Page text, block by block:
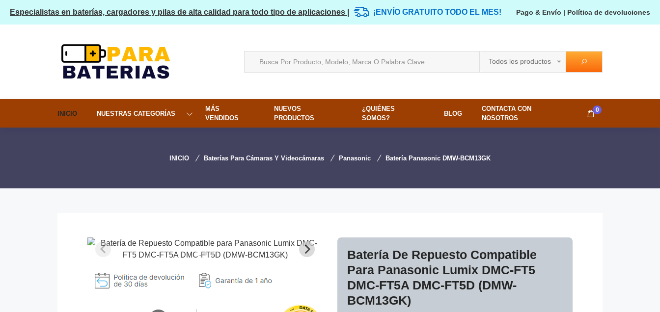
Especialistas en baterías, cargadores y pilas de alta calidad para todo tipo de aplicaciones | ¡ENVÍO GRATUITO TODO EL MES! Pago & Envío | Política de devoluciones
Todos los productos
INICIO NUESTRAS CATEGORÍAS
MÁS
VENDIDOS
NUEVOS
PRODUCTOS
¿QUIÉNES
SOMOS?
BLOG
CONTACTA CON
NOSOTROS
0
INICIO Baterías Para Cámaras Y Videocámaras Panasonic Batería Panasonic DMW-BCM13GK
Batería De Repuesto Compatible
Para Panasonic Lumix DMC-FT5
DMC-FT5A DMC-FT5D (DMW-
BCM13GK)